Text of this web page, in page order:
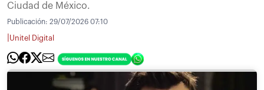
Ciudad de México.
Publicación: 29/07/2026 07:10
Unitel Digital